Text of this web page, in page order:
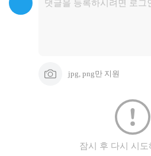
                 "지O의 하중에 기지O를 폈다"?
jpg, png만 지원
잠시 후 다시 시도